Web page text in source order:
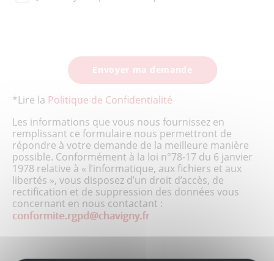
*Lire la Politique de Confidentialité
Les informations que vous nous fournissez en
remplissant ce formulaire nous permettront de
répondre à votre demande de la meilleure manière
possible. Conformément à la loi n°78-17 du 6 janvier
1978 relative à « l’informatique, aux fichiers et aux
libertés », vous disposez d’un droit d’accès, de
rectification et de suppression des données vous
concernant en nous contactant :